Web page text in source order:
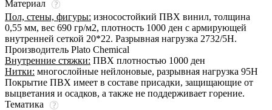
Материал
Пол, стены, фигуры: износостойкий ПВХ винил, толщина
0,55 мм, вес 690 гр/м2, плотность 1000 ден с армирующей
внутренней сеткой 20*22. Разрывная нагрузка 2732/5Н.
Производитель Plato Chemical
Внутренние стяжки: ПВХ плотностью 1000 ден
Нитки: многослойные нейлоновые, разрывная нагрузка 95Н
Покрытие ПВХ имеет в составе присадки, защищающие от
выцветания и осадков, а также не поддерживает горение.
Тематика